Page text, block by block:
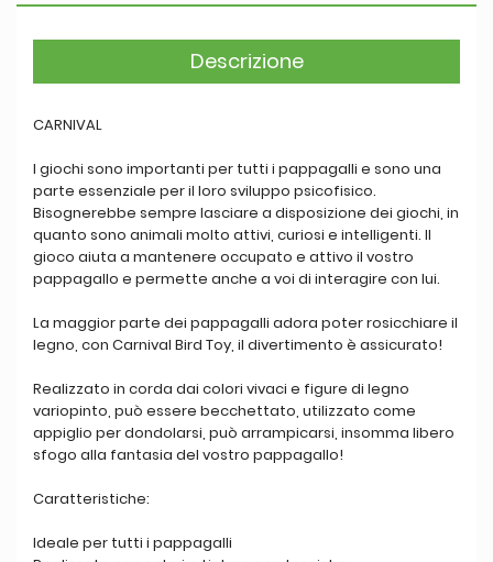
Descrizione
CARNIVAL
I giochi sono importanti per tutti i pappagalli e sono una
parte essenziale per il loro sviluppo psicofisico.
Bisognerebbe sempre lasciare a disposizione dei giochi, in
quanto sono animali molto attivi, curiosi e intelligenti. Il
gioco aiuta a mantenere occupato e attivo il vostro
pappagallo e permette anche a voi di interagire con lui.
La maggior parte dei pappagalli adora poter rosicchiare il
legno, con Carnival Bird Toy, il divertimento è assicurato!
Realizzato in corda dai colori vivaci e figure di legno
variopinto, può essere becchettato, utilizzato come
appiglio per dondolarsi, può arrampicarsi, insomma libero
sfogo alla fantasia del vostro pappagallo!
Caratteristiche:
Ideale per tutti i pappagalli